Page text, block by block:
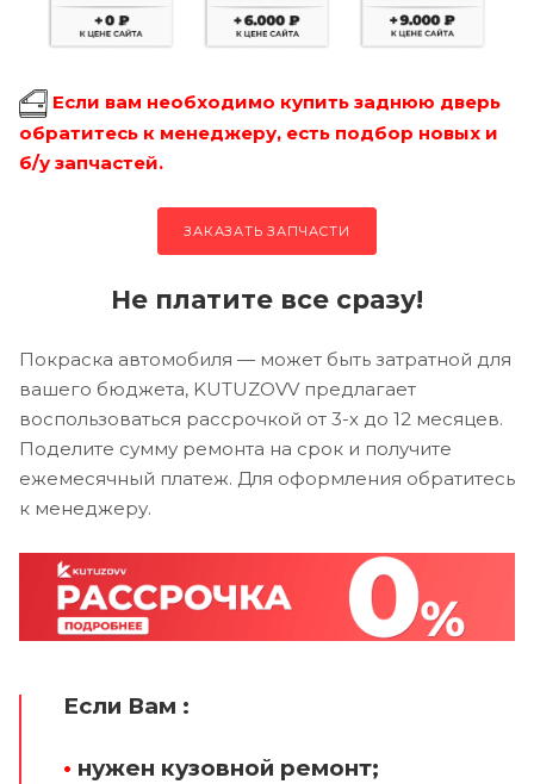
Если вам необходимо купить заднюю дверь
обратитесь к менеджеру, есть подбор новых и
б/у запчастей.
ЗАКАЗАТЬ ЗАПЧАСТИ
Не платите все сразу!
Покраска автомобиля — может быть затратной для
вашего бюджета, KUTUZOVV предлагает
воспользоваться рассрочкой от 3-х до 12 месяцев.
Поделите сумму ремонта на срок и получите
ежемесячный платеж. Для оформления обратитесь
к менеджеру.
Если Вам :
• нужен кузовной ремонт;